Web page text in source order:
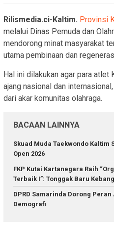
Rilismedia.ci-Kaltim. Provinsi
melalui Dinas Pemuda dan
mendorong minat masyarakat
utama pembinaan dan
Hal ini dilakukan agar para
ajang nasional dan
dari akar komunitas olahraga.
BACAAN LAINNYA
Skuad Muda Taekwondo Kaltim
Open 2026
FKP Kutai Kartanegara Raih
Terbaik I”: Tonggak Baru
DPRD Samarinda Dorong
Demografi